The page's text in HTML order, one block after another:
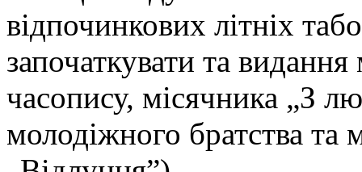
відпочинкових літніх
започаткувати та
часопису, місячника „З
молодіжного братства та